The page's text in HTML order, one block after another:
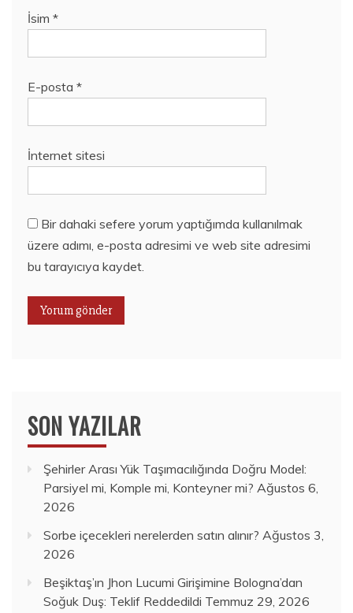
İsim *
E-posta *
İnternet sitesi
Bir dahaki sefere yorum yaptığımda kullanılmak
üzere adımı, e-posta adresimi ve web site adresimi
bu tarayıcıya kaydet.
SON YAZILAR
Şehirler Arası Yük Taşımacılığında Doğru Model:
Parsiyel mi, Komple mi, Konteyner mi? Ağustos 6,
2026
Sorbe içecekleri nerelerden satın alınır? Ağustos 3,
2026
Beşiktaş’ın Jhon Lucumi Girişimine Bologna’dan
Soğuk Duş: Teklif Reddedildi Temmuz 29, 2026